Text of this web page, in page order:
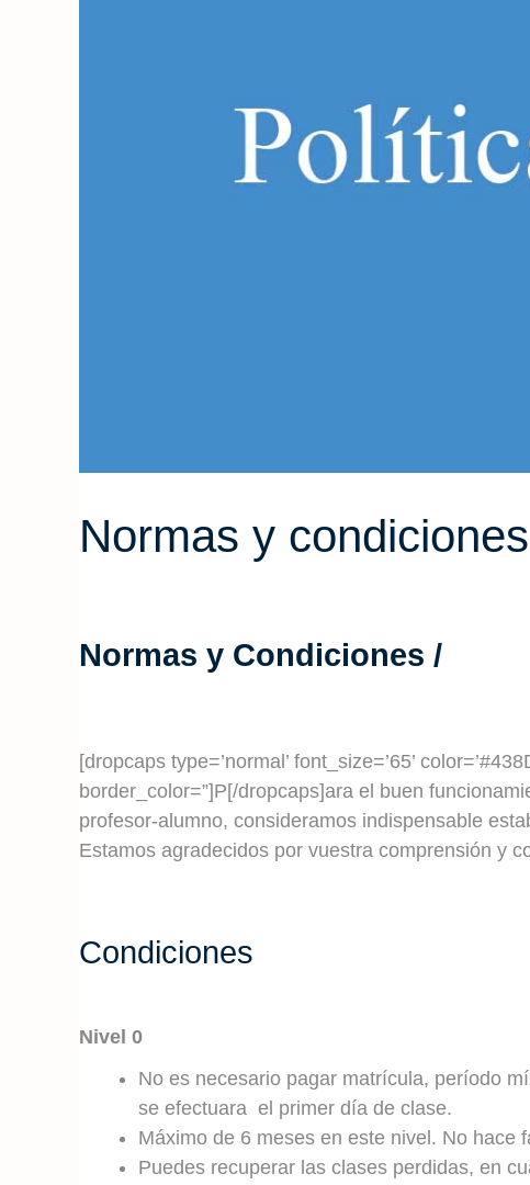
Normas y
Normas y Condiciones /
[dropcaps type=’normal’ font_size=’65’
border_color=”]P[/dropcaps] ara el buen
profesor-alumno, consideramos indispensable
Estamos agradecidos por vuestra comprensión y
Condiciones
Nivel 0
No es necesario pagar matrícula, período
se efectuara el primer día de clase.
Máximo de 6 meses en este nivel. No hace
Puedes recuperar las clases perdidas, en